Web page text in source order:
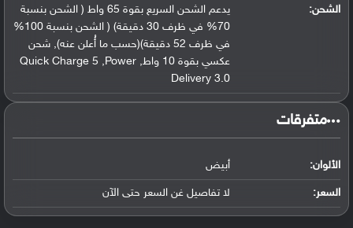
الشحن:
يدعم الشحن السريع بقوة 65 واط ( الشحن بنسبة
70% في ظرف 30 دقيقة) ( الشحن بنسبة 100%
في ظرف 52 دقيقة)(حسب ما أُعلن عنه), شحن
عكسي بقوة 10 واط, Quick Charge 5 ,Power
Delivery 3.0
‏متفرقات‏
الألوان: أبيض
السعر: لا تفاصيل غن السعر حتى الآن